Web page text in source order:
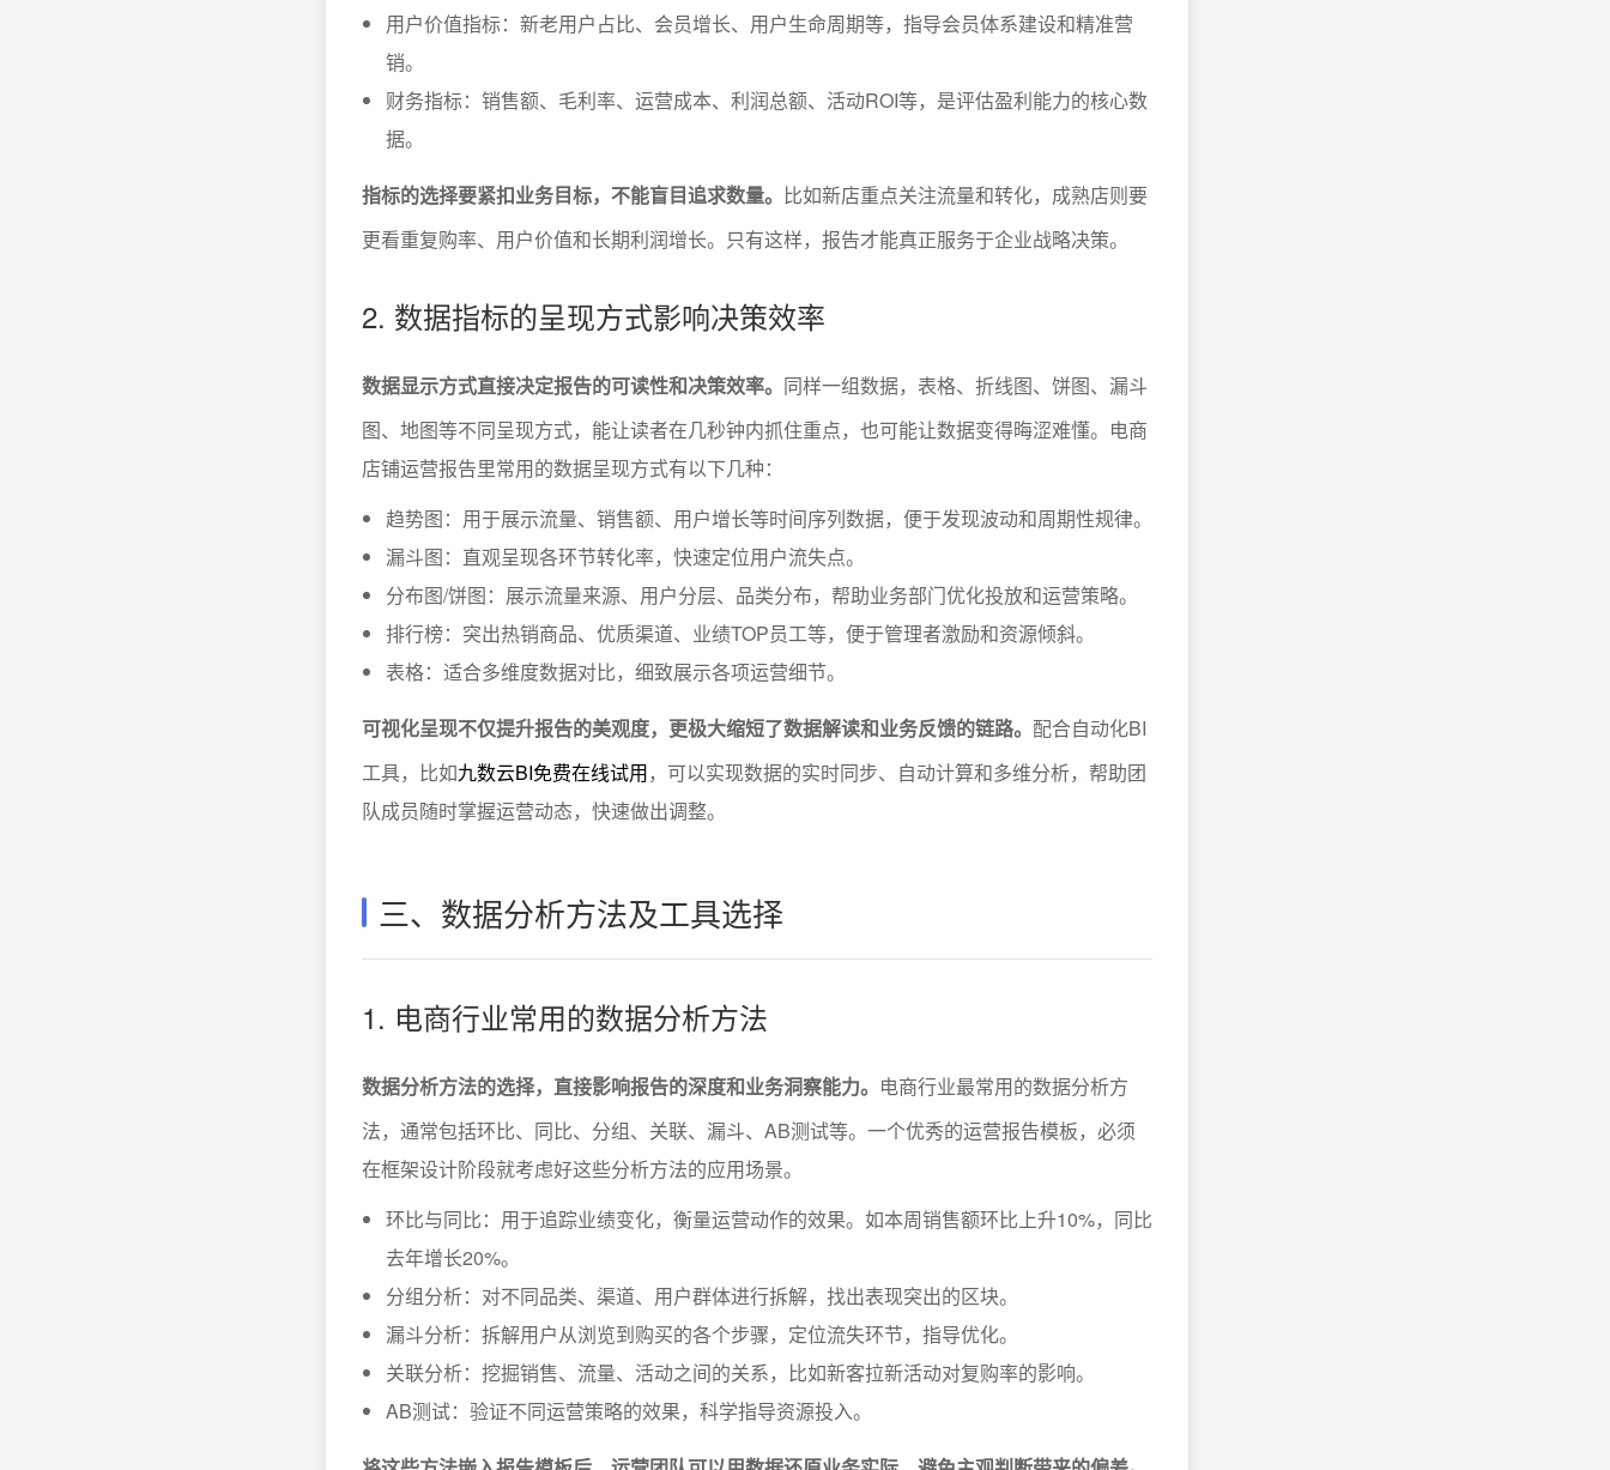
用户价值指标：新老用户占比、会员增长、用户生命周期等，指导会员体系建设和精准营
销。
财务指标：销售额、毛利率、运营成本、利润总额、活动ROI等，是评估盈利能力的核心数
据。
指标的选择要紧扣业务目标，不能盲目追求数量。 比如新店重点关注流量和转化，成熟店则要
更看重复购率、用户价值和长期利润增长。只有这样，报告才能真正服务于企业战略决策。
2. 数据指标的呈现方式影响决策效率
数据显示方式直接决定报告的可读性和决策效率。 同样一组数据，表格、折线图、饼图、漏斗
图、地图等不同呈现方式，能让读者在几秒钟内抓住重点，也可能让数据变得晦涩难懂。电商
店铺运营报告里常用的数据呈现方式有以下几种：
趋势图：用于展示流量、销售额、用户增长等时间序列数据，便于发现波动和周期性规律。
漏斗图：直观呈现各环节转化率，快速定位用户流失点。
分布图/饼图：展示流量来源、用户分层、品类分布，帮助业务部门优化投放和运营策略。
排行榜：突出热销商品、优质渠道、业绩TOP员工等，便于管理者激励和资源倾斜。
表格：适合多维度数据对比，细致展示各项运营细节。
可视化呈现不仅提升报告的美观度，更极大缩短了数据解读和业务反馈的链路。 配合自动化BI
工具，比如九数云BI免费在线试用，可以实现数据的实时同步、自动计算和多维分析，帮助团
队成员随时掌握运营动态，快速做出调整。
三、数据分析方法及工具选择
1. 电商行业常用的数据分析方法
数据分析方法的选择，直接影响报告的深度和业务洞察能力。 电商行业最常用的数据分析方
法，通常包括环比、同比、分组、关联、漏斗、AB测试等。一个优秀的运营报告模板，必须
在框架设计阶段就考虑好这些分析方法的应用场景。
环比与同比：用于追踪业绩变化，衡量运营动作的效果。如本周销售额环比上升10%，同比
去年增长20%。
分组分析：对不同品类、渠道、用户群体进行拆解，找出表现突出的区块。
漏斗分析：拆解用户从浏览到购买的各个步骤，定位流失环节，指导优化。
关联分析：挖掘销售、流量、活动之间的关系，比如新客拉新活动对复购率的影响。
AB测试：验证不同运营策略的效果，科学指导资源投入。